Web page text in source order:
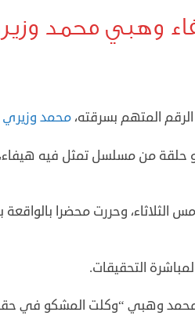
محمد وزيري
أو حلقة من مسلسل تمثل فيه
التحقيقات.
محمد وهبي “وكلت المشكو في